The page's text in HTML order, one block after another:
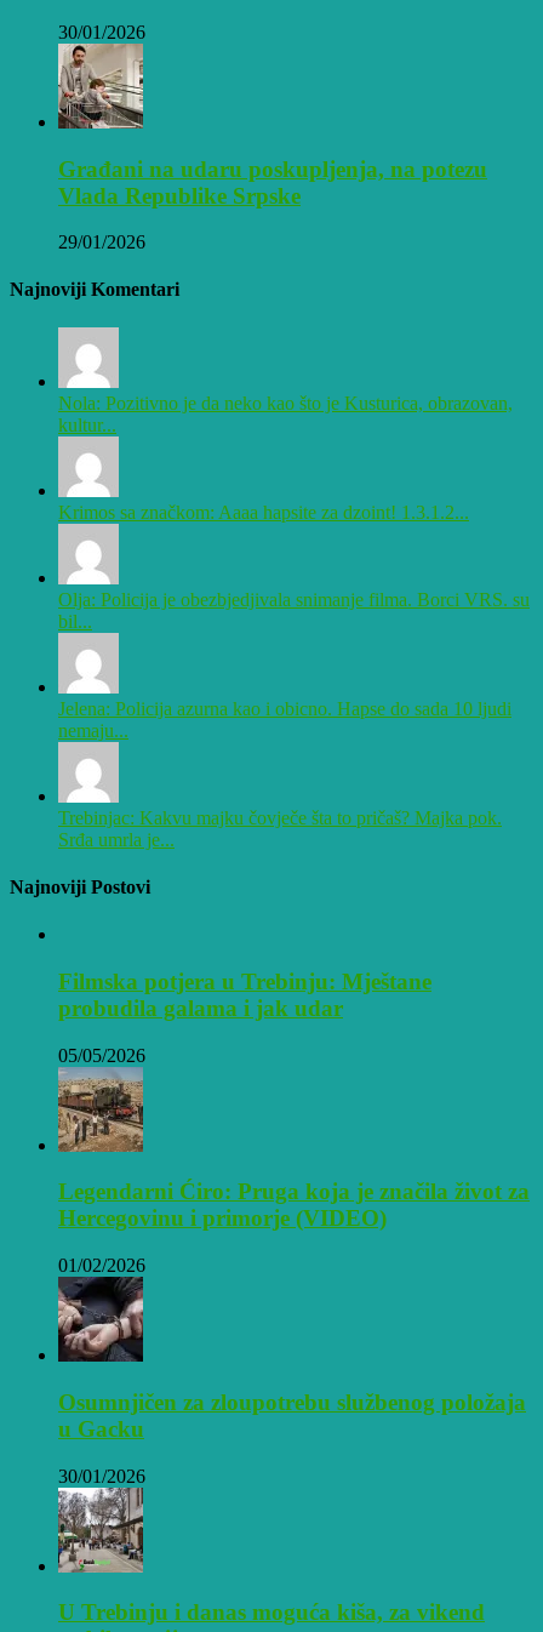
30/01/2026
Građani na udaru poskupljenja, na potezu
Vlada Republike Srpske
29/01/2026
Najnoviji Komentari
Nola: Pozitivno je da neko kao što je Kusturica, obrazovan,
kultur...
Krimos sa značkom: Aaaa hapsite za dzoint! 1.3.1.2...
Olja: Policija je obezbjedjivala snimanje filma. Borci VRS. su
bil...
Jelena: Policija azurna kao i obicno. Hapse do sada 10 ljudi
nemaju...
Trebinjac: Kakvu majku čovječe šta to pričaš? Majka pok.
Srđa umrla je...
Najnoviji Postovi
Filmska potjera u Trebinju: Mještane
probudila galama i jak udar
05/05/2026
Legendarni Ćiro: Pruga koja je značila život za
Hercegovinu i primorje (VIDEO)
01/02/2026
Osumnjičen za zloupotrebu službenog položaja
u Gacku
30/01/2026
U Trebinju i danas moguća kiša, za vikend